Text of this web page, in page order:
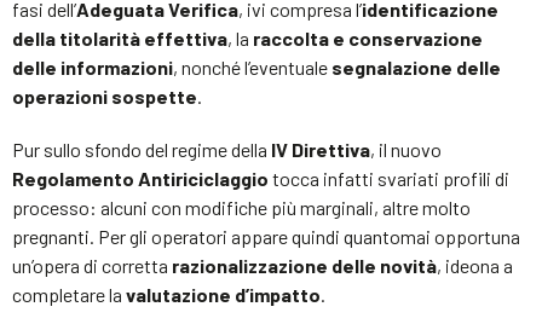
fasi dell’Adeguata Verifica, ivi compresa l’identificazione
della titolarità effettiva, la raccolta e conservazione
delle informazioni, nonché l’eventuale segnalazione delle
operazioni sospette.
Pur sullo sfondo del regime della IV Direttiva, il nuovo
Regolamento Antiriciclaggio tocca infatti svariati profili di
processo: alcuni con modifiche più marginali, altre molto
pregnanti. Per gli operatori appare quindi quantomai opportuna
un’opera di corretta razionalizzazione delle novità, ideona a
completare la valutazione d’impatto.